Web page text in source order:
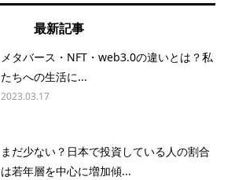
最新記事
メタバース・NFT・web3.0の違いとは？私
たちへの生活に...
2023.03.17
まだ少ない？日本で投資している人の割合
は若年層を中心に増加傾...